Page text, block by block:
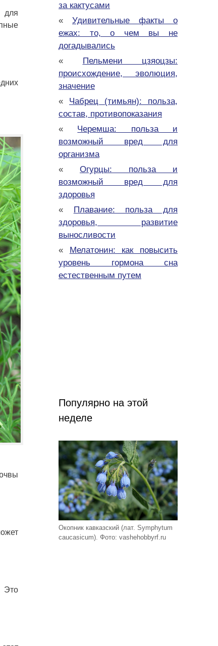
для
Это
за кактусами
« Удивительные факты о
ежах: то, о чем вы не
догадывались
«
Пельмени цзяоцзы:
происхождение, эволюция,
значение
« Чабрец (тимьян): польза,
состав, противопоказания
« Черемша: польза и
возможный вред для
организма
« Огурцы: польза и
возможный вред для
здоровья
«
Плавание: польза для
здоровья, развитие
выносливости
«
Мелатонин: как повысить
уровень гормона сна
естественным путем
Популярно на этой
неделе
Окопник кавказский (лат. Symphytum
caucasicum). Фото: vashehobbyrf.ru